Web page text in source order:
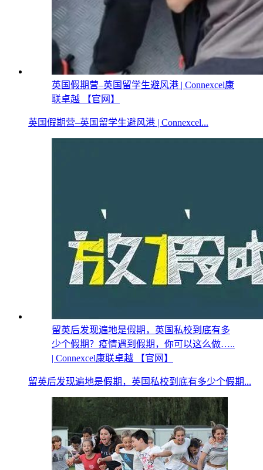
英国假期营–英国留学生避风港 | Connexcel康
联卓越 【官网】
英国假期营–英国留学生避风港 | Connexcel...
留英后发现遍地是假期，英国私校到底有多
少个假期？疫情遇到假期，你可以这么做…..
| Connexcel康联卓越 【官网】
留英后发现遍地是假期，英国私校到底有多少个假期...